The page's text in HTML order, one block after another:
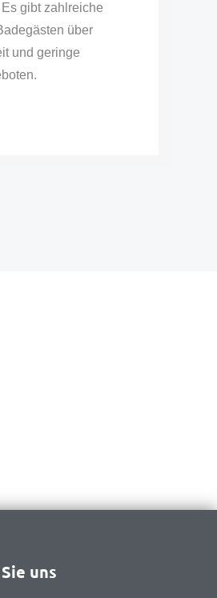
gibt zahlreiche
über
und geringe
uns